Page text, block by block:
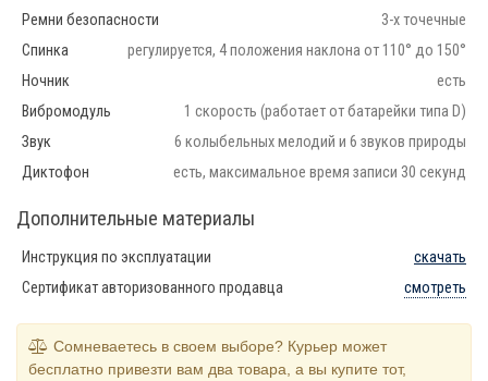
Ремни безопасности
3-х точечные
Спинка
регулируется, 4 положения наклона от 110° до 150°
Ночник
есть
Вибромодуль
1 скорость (работает от батарейки типа D)
Звук
6 колыбельных мелодий и 6 звуков природы
Диктофон
есть, максимальное время записи 30 секунд
Дополнительные материалы
Инструкция по эксплуатации
скачать
Сертификат авторизованного продавца
смотреть
Сомневаетесь в своем выборе? Курьер может
бесплатно привезти вам два товара, а вы купите тот,